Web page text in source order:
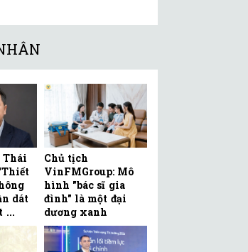
Thái
dát
...
Chủ tịch
VinFMGroup: Mô
hình "bác sĩ gia
đình" là một đại
dương xanh